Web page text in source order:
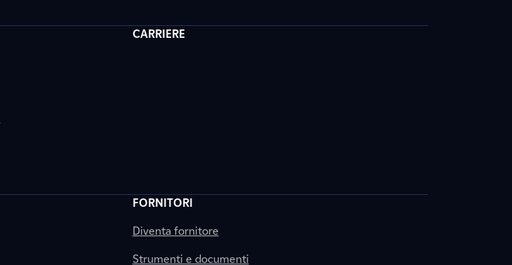
CARRIERE
FORNITORI
Diventa fornitore
Strumenti e documenti